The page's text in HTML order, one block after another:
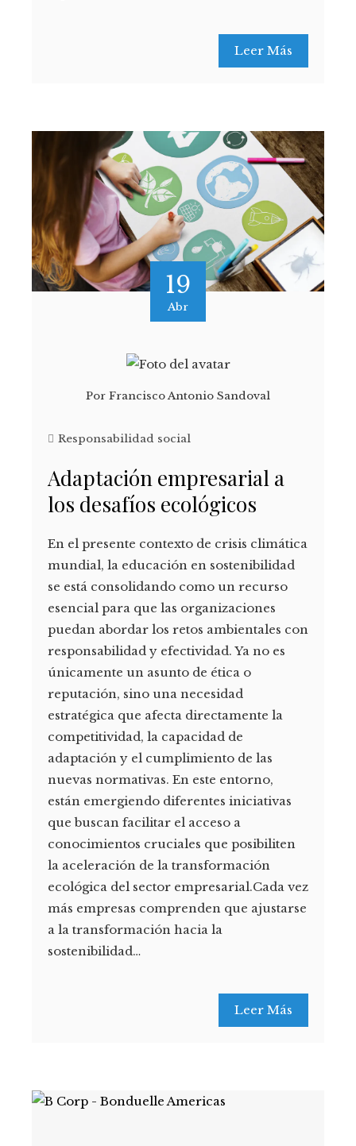
Leer Más
19
Abr
Por Francisco Antonio Sandoval
Responsabilidad social
Adaptación empresarial a
los desafíos ecológicos
En el presente contexto de crisis climática
mundial, la educación en sostenibilidad
se está consolidando como un recurso
esencial para que las organizaciones
puedan abordar los retos ambientales con
responsabilidad y efectividad. Ya no es
únicamente un asunto de ética o
reputación, sino una necesidad
estratégica que afecta directamente la
competitividad, la capacidad de
adaptación y el cumplimiento de las
nuevas normativas. En este entorno,
están emergiendo diferentes iniciativas
que buscan facilitar el acceso a
conocimientos cruciales que posibiliten
la aceleración de la transformación
ecológica del sector empresarial.Cada vez
más empresas comprenden que ajustarse
a la transformación hacia la
sostenibilidad…
Leer Más